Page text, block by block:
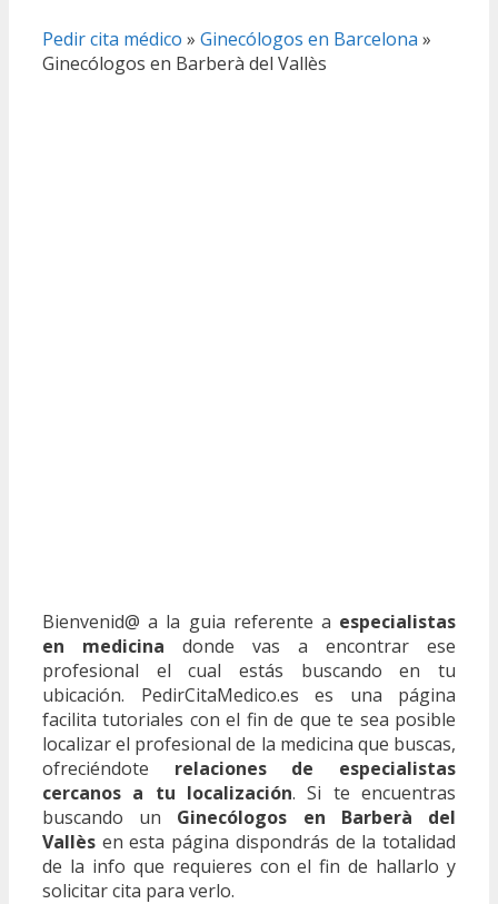
Pedir cita médico » Ginecólogos en Barcelona »
Ginecólogos en Barberà del Vallès
Bienvenid@ a la guia referente a especialistas
en medicina donde vas a encontrar ese
profesional el cual estás buscando en tu
ubicación. PedirCitaMedico.es es una página
facilita tutoriales con el fin de que te sea posible
localizar el profesional de la medicina que buscas,
ofreciéndote relaciones de especialistas
cercanos a tu localización. Si te encuentras
buscando un Ginecólogos en Barberà del
Vallès en esta página dispondrás de la totalidad
de la info que requieres con el fin de hallarlo y
solicitar cita para verlo.